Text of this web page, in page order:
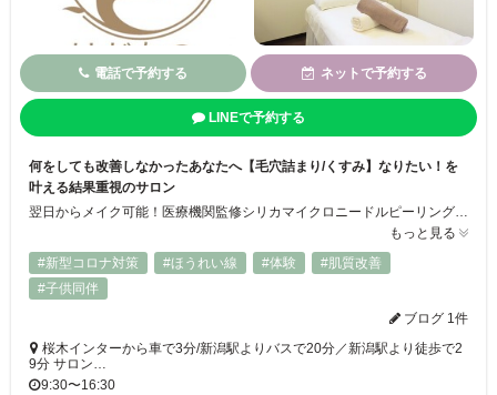
電話で予約する ネットで予約する
LINEで予約する
何をしても改善しなかったあなたへ【毛穴詰まり/くすみ】なりたい！を
叶える結果重視のサロン
翌日からメイク可能！医療機関監修シリカマイクロニードルピーリングで本気の肌改善！毛穴詰まりが引き締まりシミくすみのないマイナス5歳肌に！新潟市初導入の最新AI肌分析で今のお肌の状態と未来のお肌を分析&改善策をご提案。2回目以降のお得なメニューもご用意してあなたのなりたい未来のお肌へと導きます♪
もっと見る
#新型コロナ対策
#ほうれい線 #体験
#肌質改善
#子供同伴
ブログ 1件
桜木インターから車で3分/新潟駅よりバスで20分／新潟駅より徒歩で2
9分 サロン…
9:30〜16:30